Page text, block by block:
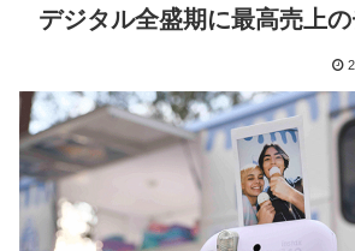
デジタル全盛期に最高売上